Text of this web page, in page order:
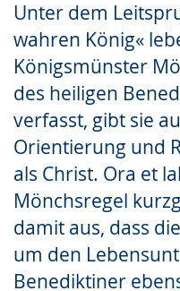
Unter dem
wahren König«
Königsmünster
des heiligen
verfasst, gibt sie
Orientierung und
als Christ. Ora et
Mönchsregel
damit aus, dass
um den
Benediktiner
wird
angezeigt.